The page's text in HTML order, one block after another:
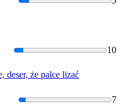
10
deser, że palce lizać
7